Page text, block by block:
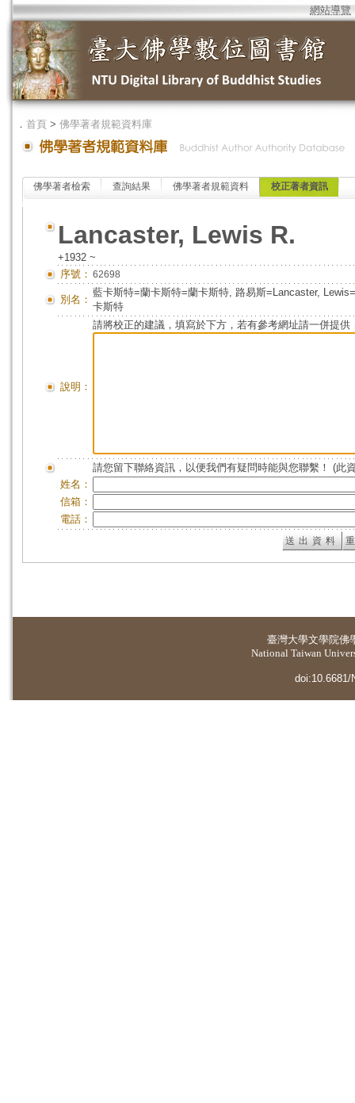
網站導覽
． 首頁 > 佛學著者規範資料庫
佛學著者檢索 查詢結果 佛學著者規範資料 校正著者資訊
Lancaster, Lewis R.
+1932 ~
序號： 62698
別名：
藍卡斯特=蘭卡斯特=蘭卡斯特, 路易斯=Lancaster,
卡斯特
說明：
請將校正的建議，填寫於下方，若有參考網址請一併提供
請您留下聯絡資訊，以便我們有疑問時能與您聯繫！ (此
姓名：
信箱：
電話：
臺灣大學文學院佛
National Taiwan
doi:10.6681/